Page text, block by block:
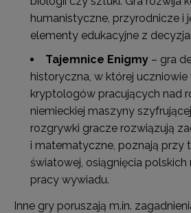
humanistyczne, przyrodnicze i
elementy edukacyjne z
Tajemnice Enigmy – gra
historyczna, w której uczniowie
kryptologów pracujących nad
niemieckiej maszyny
rozgrywki gracze rozwiązują
i matematyczne, poznają przy
światowej, osiągnięcia
pracy wywiadu.
Inne gry poruszają m.in.